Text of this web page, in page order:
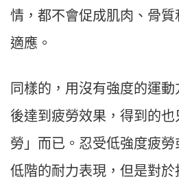
情，都不會促成肌肉、骨
適應。
同樣的，用沒有強度的運
後達到疲勞效果，得到的
勞」而已。忍受低強度疲
低階的耐力表現，但是對